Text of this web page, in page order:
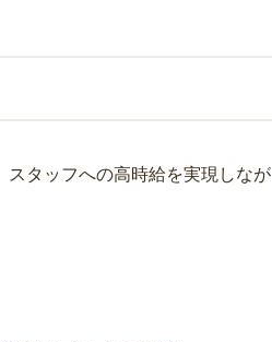
タッフへの高時給を実現しなが